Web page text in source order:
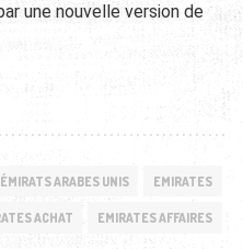
une nouvelle version de
ÉMIRATS ARABES UNIS EMIRATES
ACHAT EMIRATES AFFAIRES